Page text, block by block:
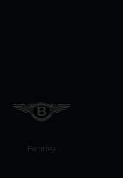
Bentley